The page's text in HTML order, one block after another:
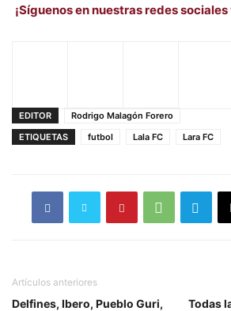
¡Síguenos en nuestras redes
EDITOR
Rodrigo Malagón Forero
ETIQUETAS
futbol Lala FC Lara FC
Artículos anteriores
Delfines, Ibero, Pueblo Guri,
Todas